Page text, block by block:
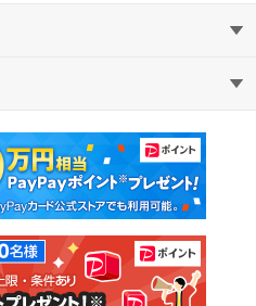
中古マンション
中古一戸建て
土地
教えて！住まいの先生